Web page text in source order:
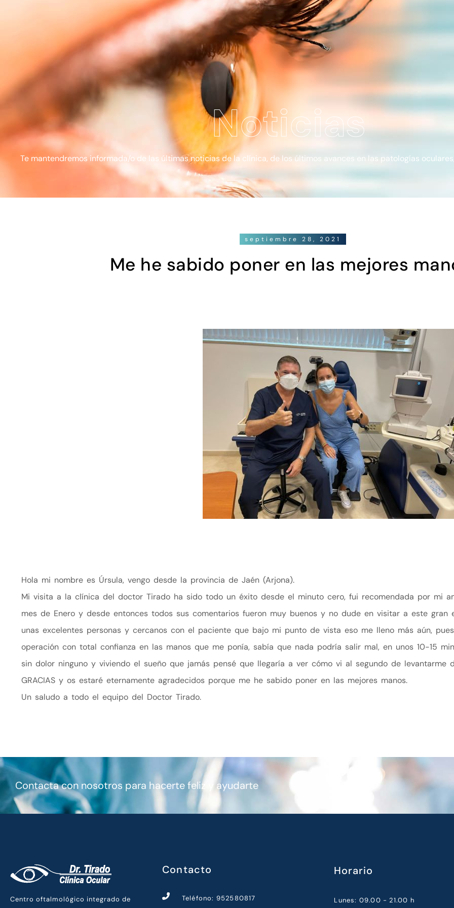
Noticias
Te mantendremos informada/o de las últimas noticias de la clínica, de los últimos avances en las patologías
septiembre 28, 2021
Me he sabido poner en las mejores
Hola mi nombre es Úrsula, vengo desde la provincia de Jaén (Arjona).
Mi visita a la clínica del doctor Tirado ha sido todo un éxito desde el minuto cero, fui recomendada por mi
mes de Enero y desde entonces todos sus comentarios fueron muy buenos y no dude en visitar a este gran
unas excelentes personas y cercanos con el paciente que bajo mi punto de vista eso me lleno más aún,
operación con total confianza en las manos que me ponía, sabía que nada podría salir mal, en unos 10-15
sin dolor ninguno y viviendo el sueño que jamás pensé que llegaría a ver cómo vi al segundo de levantarme
GRACIAS y os estaré eternamente agradecidos porque me he sabido poner en las mejores manos.
Un saludo a todo el equipo del Doctor Tirado.
Contacta con nosotros para hacerte feliz y ayudarte
Centro oftalmológico integrado de
Contacto
Teléfono: 952580817
Horario
Lunes: 09.00 - 21.00 h